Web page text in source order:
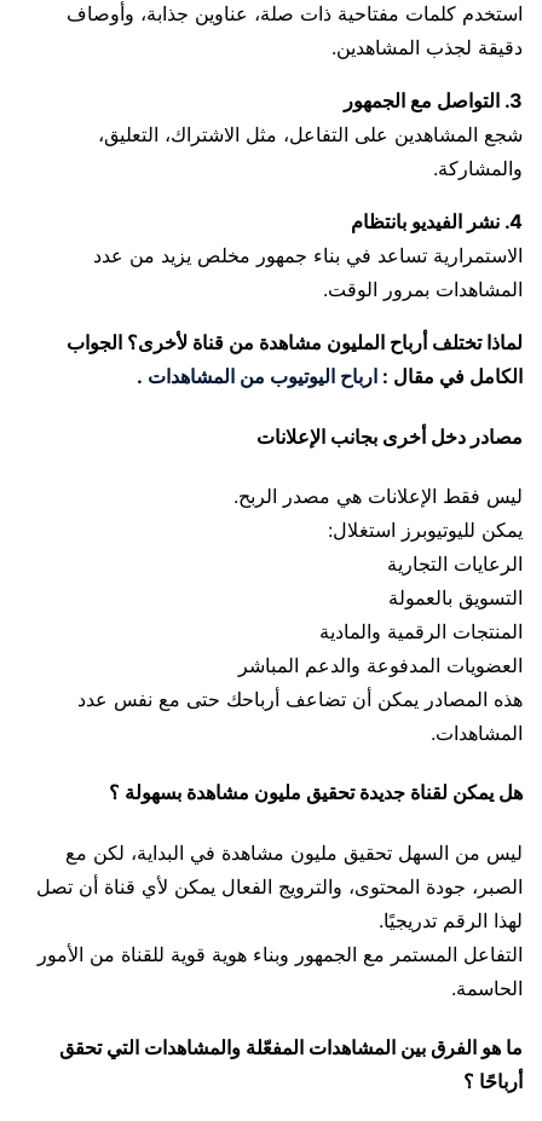
استخدم كلمات مفتاحية ذات صلة، عناوين جذابة، وأوصاف
دقيقة لجذب المشاهدين.
3. التواصل مع الجمهور
شجع المشاهدين على التفاعل، مثل الاشتراك، التعليق،
والمشاركة.
4. نشر الفيديو بانتظام
الاستمرارية تساعد في بناء جمهور مخلص يزيد من عدد
المشاهدات بمرور الوقت.
لماذا تختلف أرباح المليون مشاهدة من قناة لأخرى؟ الجواب
الكامل في مقال : ارباح اليوتيوب من المشاهدات .
مصادر دخل أخرى بجانب الإعلانات
ليس فقط الإعلانات هي مصدر الربح.
يمكن لليوتيوبرز استغلال:
الرعايات التجارية
التسويق بالعمولة
المنتجات الرقمية والمادية
العضويات المدفوعة والدعم المباشر
هذه المصادر يمكن أن تضاعف أرباحك حتى مع نفس عدد
المشاهدات.
هل يمكن لقناة جديدة تحقيق مليون مشاهدة بسهولة ؟
ليس من السهل تحقيق مليون مشاهدة في البداية، لكن مع
الصبر، جودة المحتوى، والترويج الفعال يمكن لأي قناة أن تصل
لهذا الرقم تدريجيًا.
التفاعل المستمر مع الجمهور وبناء هوية قوية للقناة من الأمور
الحاسمة.
ما هو الفرق بين المشاهدات المفعّلة والمشاهدات التي تحقق
أرباحًا ؟